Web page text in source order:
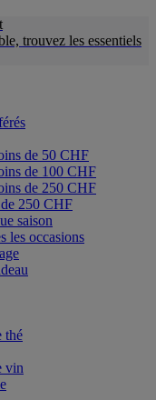
trouvez les essentiels
de 50 CHF
de 100 CHF
de 250 CHF
250 CHF
saison
les occasions
thé
vin